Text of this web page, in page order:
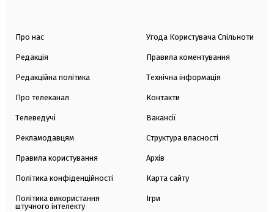
Про нас
Редакція
Редакційна політика
Про телеканал
Телеведучі
Рекламодавцям
Правила користування
Політика конфіденційності
Політика використання
штучного інтелекту
Угода Користувача Спільноти
Правила коментування
Технічна інформація
Контакти
Вакансії
Структура власності
Архів
Карта сайту
Ігри